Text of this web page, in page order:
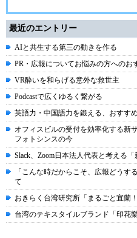
最近のエントリー
AIと共生する第三の動きを作る
PR・広報についてお悩みの方へのお
VR酔いを和らげる意外な救世主
Podcastで広くゆるく繋がる
英語力・中国語力を鍛える、おすす
オフィスビルの受付を効率化する新
フォトシンスの今
Slack、Zoom日本法人代表と考える「
「こんな時だからこそ、広報どう
て
おきらく台湾研究所「まるごと宜蘭
台湾のテキスタイルブランド「印花